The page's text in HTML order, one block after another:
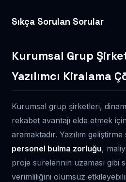
Sıkça Sorulan Sorular
Kurumsal Grup
Yazılımcı Kiralama
Kurumsal grup şirketleri,
rekabet avantajı elde etmek
aramaktadır. Yazılım
personel bulma zorluğu,
proje sürelerinin uzaması gibi
verimliliğini olumsuz